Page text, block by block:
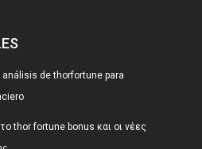
de thorfortune para
thor fortune bonus και οι νέες